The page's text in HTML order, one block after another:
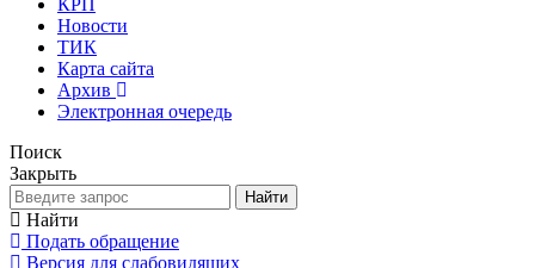
Новости
ТИК
Карта сайта
Архив
Электронная очередь
Поиск
Закрыть
Найти
Найти
Подать обращение
Версия для слабовидящих